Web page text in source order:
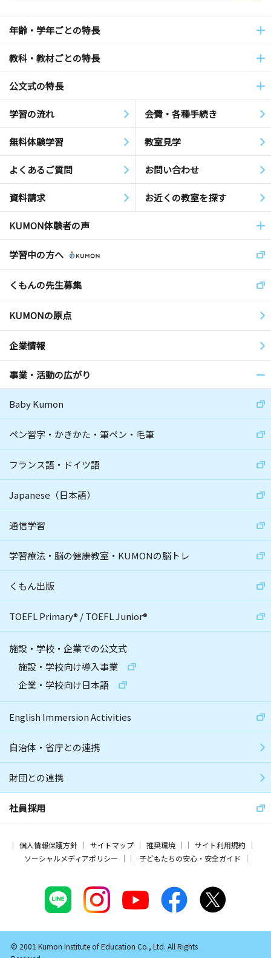
年齢・学年ごとの特長
教科・教材ごとの特長
公文式の特長
学習の流れ 会費・各種手続き
無料体験学習 教室見学
よくあるご質問 お問い合わせ
資料請求 お近くの教室を探す
KUMON体験者の声
学習中の方へ
くもんの先生募集
KUMONの原点
企業情報
事業・活動の広がり
Baby Kumon
ペン習字・かきかた・筆ペン・毛筆
フランス語・ドイツ語
Japanese（日本語）
通信学習
学習療法・脳の健康教室・KUMONの脳トレ
くもん出版
TOEFL Primary® /TOEFL Junior®
施設・学校・企業での公文式
施設・学校向け導入事業
企業・学校向け日本語
English Immersion Activities
自治体・省庁との連携
財団との連携
社員採用
個人情報保護方針 サイトマップ 推奨環境
サイト利用規約
ソーシャルメディアポリシー
子どもたちの安心・安全ガイド
© 2001 Kumon Institute of Education Co., Ltd. All Rights